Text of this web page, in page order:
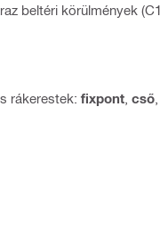
beltéri körülmények
rákerestek: fixpont cső